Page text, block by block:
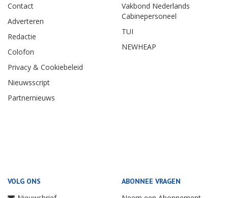
Contact
Adverteren
Redactie
Colofon
Privacy & Cookiebeleid
Nieuwsscript
Partnernieuws
Vakbond Nederlands
Cabinepersoneel
TUI
NEWHEAP
VOLG ONS ABONNEE VRAGEN